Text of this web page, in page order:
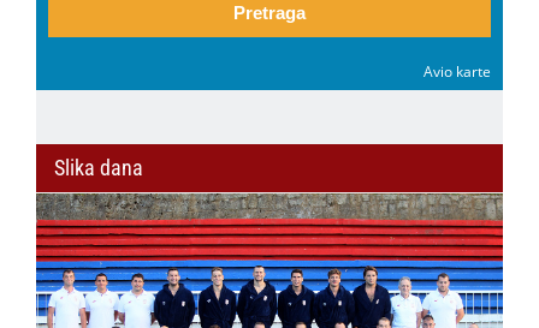
Pretraga
Avio karte
Slika dana